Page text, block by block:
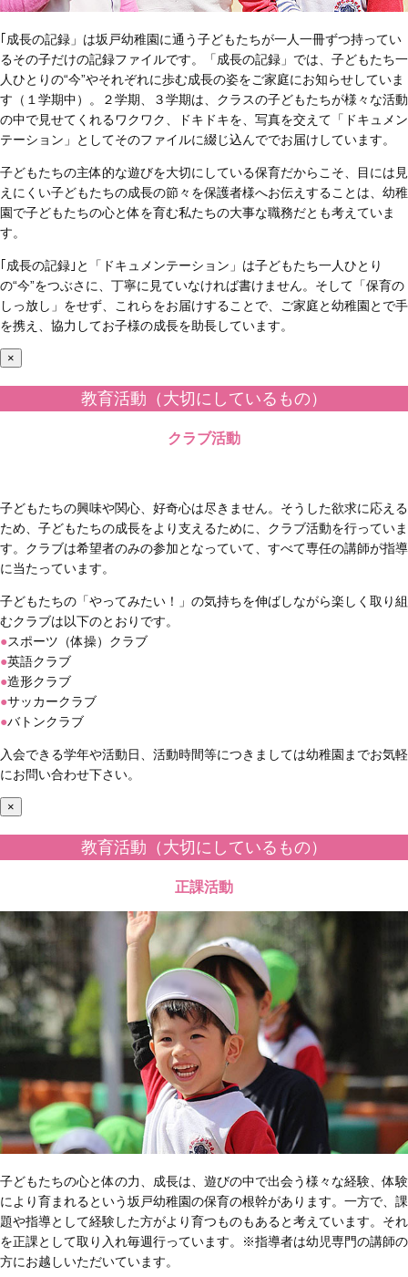
｢成長の記録」は坂戸幼稚園に通う子どもたちが一人一冊ずつ持ってい
るその子だけの記録ファイルです。「成長の記録」では、子どもたち一
人ひとりの“今”やそれぞれに歩む成長の姿をご家庭にお知らせしていま
す（１学期中）。２学期、３学期は、クラスの子どもたちが様々な活動
の中で見せてくれるワクワク、ドキドキを、写真を交えて「ドキュメン
テーション」としてそのファイルに綴じ込んででお届けしています。
子どもたちの主体的な遊びを大切にしている保育だからこそ、目には見
えにくい子どもたちの成長の節々を保護者様へお伝えすることは、幼稚
園で子どもたちの心と体を育む私たちの大事な職務だとも考えていま
す。
｢成長の記録｣と「ドキュメンテーション」は子どもたち一人ひとり
の“今”をつぶさに、丁寧に見ていなければ書けません。そして「保育の
しっ放し」をせず、これらをお届けすることで、ご家庭と幼稚園とで手
を携え、協力してお子様の成長を助長しています。
×
教育活動（大切にしているもの）
クラブ活動
子どもたちの興味や関心、好奇心は尽きません。そうした欲求に応える
ため、子どもたちの成長をより支えるために、クラブ活動を行っていま
す。クラブは希望者のみの参加となっていて、すべて専任の講師が指導
に当たっています。
子どもたちの「やってみたい！」の気持ちを伸ばしながら楽しく取り組
むクラブは以下のとおりです。
●スポーツ（体操）クラブ
●英語クラブ
●造形クラブ
●サッカークラブ
●バトンクラブ
入会できる学年や活動日、活動時間等につきましては幼稚園までお気軽
にお問い合わせ下さい。
×
教育活動（大切にしているもの）
正課活動
子どもたちの心と体の力、成長は、遊びの中で出会う様々な経験、体験
により育まれるという坂戸幼稚園の保育の根幹があります。一方で、課
題や指導として経験した方がより育つものもあると考えています。それ
を正課として取り入れ毎週行っています。※指導者は幼児専門の講師の
方にお越しいただいています。